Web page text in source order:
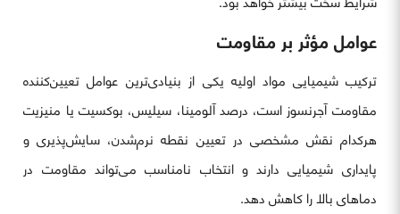
عوامل مؤثر بر مقاومت
ترکیب شیمیایی مواد اولیه یکی از بنیادی‌ترین عوامل تعیین‌کننده
مقاومت آجرنسوز است، درصد آلومینا، سیلیس، بوکسیت یا منیزیت
هرکدام نقش مشخصی در تعیین نقطه نرم‌شدن، سایش‌پذیری و
پایداری شیمیایی دارند و انتخاب نامناسب می‌تواند مقاومت در
دماهای بالا را کاهش دهد.